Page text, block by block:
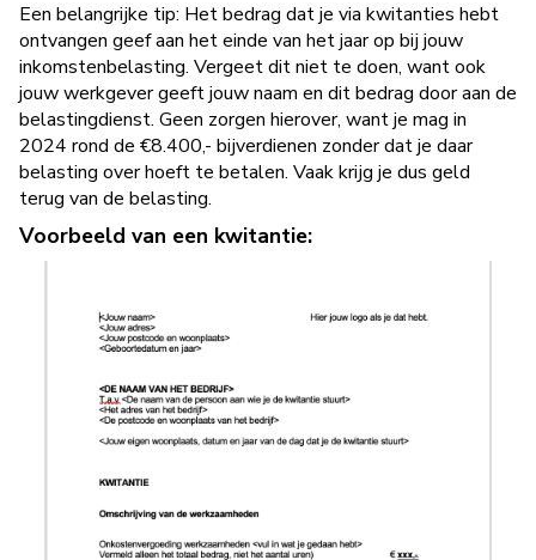
Een belangrijke tip: Het bedrag dat je via kwitanties hebt
ontvangen geef aan het einde van het jaar op bij jouw
inkomstenbelasting. Vergeet dit niet te doen, want ook
jouw werkgever geeft jouw naam en dit bedrag door aan de
belastingdienst. Geen zorgen hierover, want je mag in
2024 rond de €8.400,- bijverdienen zonder dat je daar
belasting over hoeft te betalen. Vaak krijg je dus geld
terug van de belasting.
Voorbeeld van een kwitantie: